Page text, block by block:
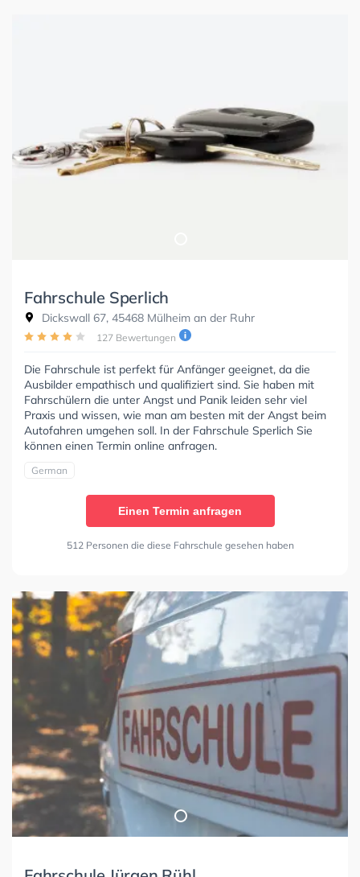
Fahrschule Sperlich
Dickswall 67, 45468 Mülheim an der Ruhr
127 Bewertungen
Die Fahrschule ist perfekt für Anfänger geeignet, da die
Ausbilder empathisch und qualifiziert sind. Sie haben mit
Fahrschülern die unter Angst und Panik leiden sehr viel
Praxis und wissen, wie man am besten mit der Angst beim
Autofahren umgehen soll. In der Fahrschule Sperlich Sie
können einen Termin online anfragen.
German
Einen Termin anfragen
512 Personen die diese Fahrschule gesehen haben